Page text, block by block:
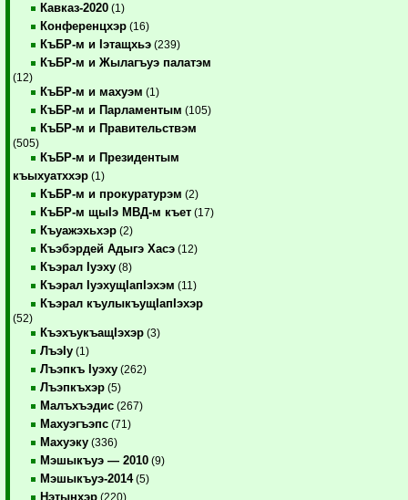
Кавказ-2020 (1)
Конференцхэр (16)
КъБР-м и Iэтащхьэ (239)
КъБР-м и Жылагъуэ палатэм
(12)
КъБР-м и махуэм (1)
КъБР-м и Парламентым (105)
КъБР-м и Правительствэм
(505)
КъБР-м и Президентым
къыхуатххэр (1)
КъБР-м и прокуратурэм (2)
КъБР-м щыIэ МВД-м къет (17)
Къуажэхьхэр (2)
Къэбэрдей Адыгэ Хасэ (12)
Къэрал Iуэху (8)
Къэрал IуэхущIапIэхэм (11)
Къэрал къулыкъущIапIэхэр
(52)
КъэхъукъащIэхэр (3)
ЛъэIу (1)
Лъэпкъ Iуэху (262)
Лъэпкъхэр (5)
Малъхъэдис (267)
Махуэгъэпс (71)
Махуэку (336)
Мэшыкъуэ — 2010 (9)
Мэшыкъуэ-2014(5)
Нэтынхэр (220)